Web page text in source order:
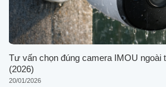
Tư vấn chọn đúng camera IMOU ngoài
(2026)
20/01/2026